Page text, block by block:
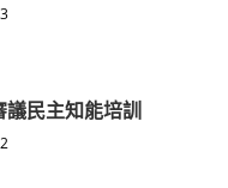
民主知能培訓